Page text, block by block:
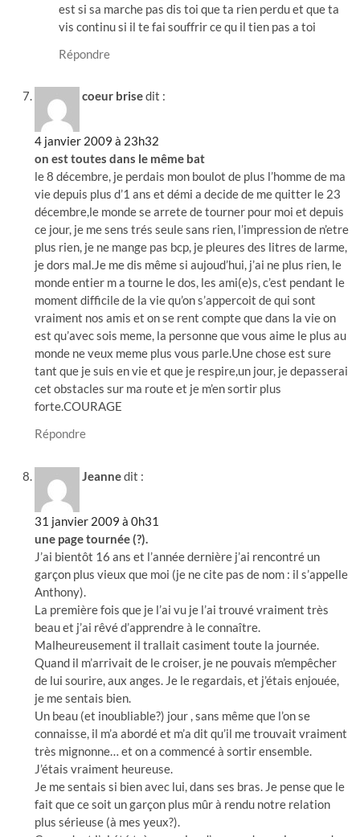
est si sa marche pas dis toi que ta rien perdu et que ta
vis continu si il te fai souffrir ce qu il tien pas a toi
Répondre
coeur brisedit :
4 janvier 2009 à 23h32
on est toutes dans le même bat
le 8 décembre, je perdais mon boulot de plus l’homme de ma
vie depuis plus d’1 ans et démi a decide de me quitter le 23
décembre,le monde se arrete de tourner pour moi et depuis
ce jour, je me sens trés seule sans rien, l’impression de n’etre
plus rien, je ne mange pas bcp, je pleures des litres de larme,
je dors mal.Je me dis même si aujoud’hui, j’ai ne plus rien, le
monde entier m a tourne le dos, les ami(e)s, c’est pendant le
moment difficile de la vie qu’on s’appercoit de qui sont
vraiment nos amis et on se rent compte que dans la vie on
est qu’avec sois meme, la personne que vous aime le plus au
monde ne veux meme plus vous parle.Une chose est sure
tant que je suis en vie et que je respire,un jour, je depasserai
cet obstacles sur ma route et je m’en sortir plus
forte.COURAGE
Répondre
Jeannedit :
31 janvier 2009 à 0h31
une page tournée (?).
J’ai bientôt 16 ans et l’année dernière j’ai rencontré un
garçon plus vieux que moi (je ne cite pas de nom : il s’appelle
Anthony).
La première fois que je l’ai vu je l’ai trouvé vraiment très
beau et j’ai rêvé d’apprendre à le connaître.
Malheureusement il trallait casiment toute la journée.
Quand il m’arrivait de le croiser, je ne pouvais m’empêcher
de lui sourire, aux anges. Je le regardais, et j’étais enjouée,
je me sentais bien.
Un beau (et inoubliable?) jour , sans même que l’on se
connaisse, il m’a abordé et m’a dit qu’il me trouvait vraiment
très mignonne… et on a commencé à sortir ensemble.
J’étais vraiment heureuse.
Je me sentais si bien avec lui, dans ses bras. Je pense que le
fait que ce soit un garçon plus mûr à rendu notre relation
plus sérieuse (à mes yeux?).